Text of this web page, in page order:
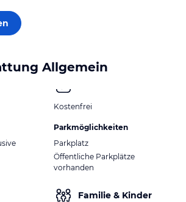
Allgemein
Kostenfrei
Parkmöglichkeiten
Parkplatz
Öffentliche Parkplätze
vorhanden
Familie & Kinder